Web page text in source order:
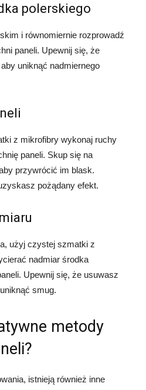
polerskiego
i równomiernie rozprowadź
paneli. Upewnij się, że
uniknąć nadmiernego
z mikrofibry wykonaj ruchy
paneli. Skup się na
przywrócić im blask.
pożądany efekt.
użyj czystej szmatki z
nadmiar środka
Upewnij się, że usuwasz
smug.
metody
istnieją również inne